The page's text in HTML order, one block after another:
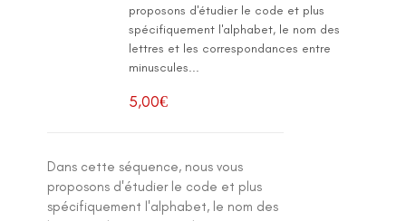
proposons d'étudier le code et plus
spécifiquement l'alphabet, le nom des
lettres et les correspondances entre
minuscules...
5,00€
Dans cette séquence, nous vous
proposons d'étudier le code et plus
spécifiquement l'alphabet, le nom des